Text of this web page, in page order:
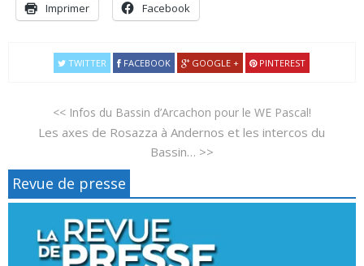
Imprimer Facebook
TWITTER FACEBOOK GOOGLE + PINTEREST
<< Infos du Bassin d’Arcachon pour le WE Pascal!
Les axes de Rosazza à Andernos et les intercos du
Bassin… >>
Revue de presse